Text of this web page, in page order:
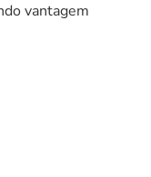
vantagem